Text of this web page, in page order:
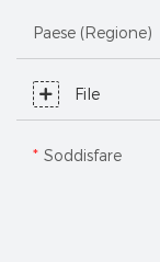
Paese (regione)
File
Soddisfare